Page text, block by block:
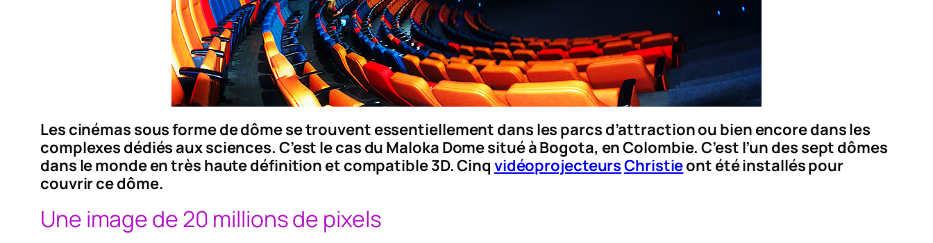
Les cinémas sous forme de dôme se trouvent essentiellement dans les parcs d’attraction ou bien encore dans les
complexes dédiés aux sciences. C’est le cas du Maloka Dome situé à Bogota, en Colombie. C’est l’un des sept dômes
dans le monde en très haute définition et compatible 3D. Cinq vidéoprojecteursChristieont été installés pour
couvrir ce dôme.
Une image de 20 millions de pixels